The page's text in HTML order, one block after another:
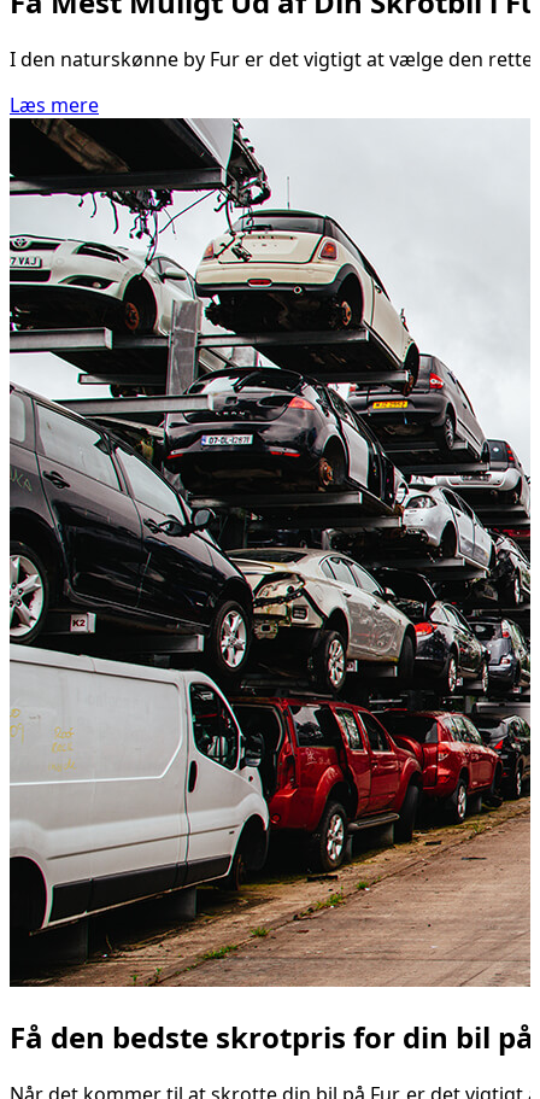
I den naturskønne by Fur er det vigtigt at vælge den
Læs mere
Få den bedste skrotpris for din bil